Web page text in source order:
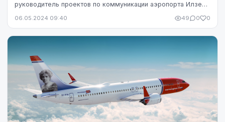
руководитель проектов по коммуникации аэропорта Илзе
06.05.2024 09:40 49 0 0